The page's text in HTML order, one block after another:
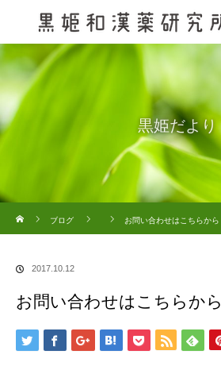
黒姫だより
ブログ
お問い合わせはこちらから
2017.10.12
お問い合わせはこちらから